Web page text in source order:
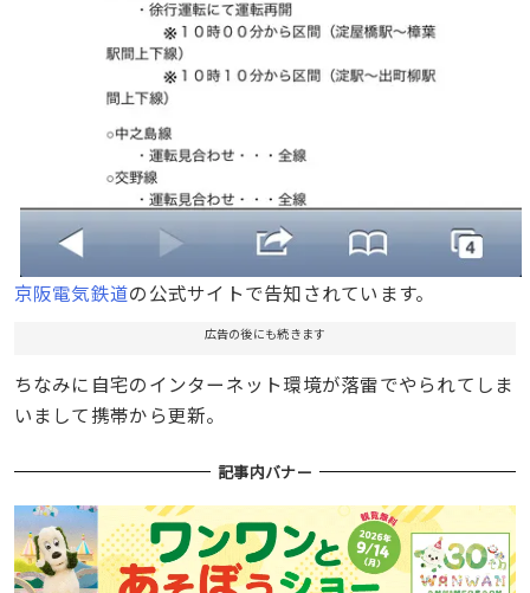
京阪電気鉄道の公式サイトで告知されています。
広告の後にも続きます
ちなみに自宅のインターネット環境が落雷でやられてしま
いまして携帯から更新。
記事内バナー